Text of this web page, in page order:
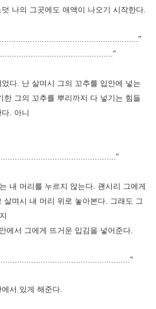
덧 나의 그곳에도 애액이 나오기 시작한다.
..........................................................."
다. 난 살며시 그의 꼬추를 입안에 넣는
한 그의 꼬추를 뿌리까지 다 넣기는 힘들
. 아니
내 머리를 누르지 않는다. 괜시리 그에게
살며시 내 머리 위로 놓아본다.
그래도 그
에서 그에게 뜨거운 입김을 넣어준다.
서 있게 해준다.